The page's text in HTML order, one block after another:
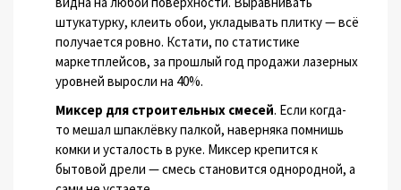
штукатурку, клеить обои, укладывать плитку — всё
получается ровно. Кстати, по статистике
маркетплейсов, за прошлый год продажи лазерных
уровней выросли на 40%.
Миксер для строительных смесей. Если когда-
то мешал шпаклёвку палкой, наверняка помнишь
комки и усталость в руке. Миксер крепится к
бытовой дрели — смесь становится однородной, а